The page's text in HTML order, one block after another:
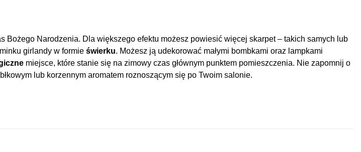
Bożego Narodzenia. Dla większego efektu możesz powiesić więcej skarpet – takich samych lub
girlandy w formie świerku. Możesz ją udekorować małymi bombkami oraz lampkami
miejsce, które stanie się na zimowy czas głównym punktem pomieszczenia. Nie zapomnij o
lub korzennym aromatem roznoszącym się po Twoim salonie.